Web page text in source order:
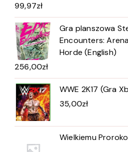
99,97zł
Gra planszowa
Encounters:
Horde (English)
256,00zł
WWE 2K17 (Gra
35,00zł
Wielkiemu